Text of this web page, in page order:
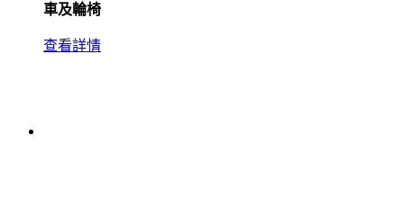
車及輪椅
查看詳情